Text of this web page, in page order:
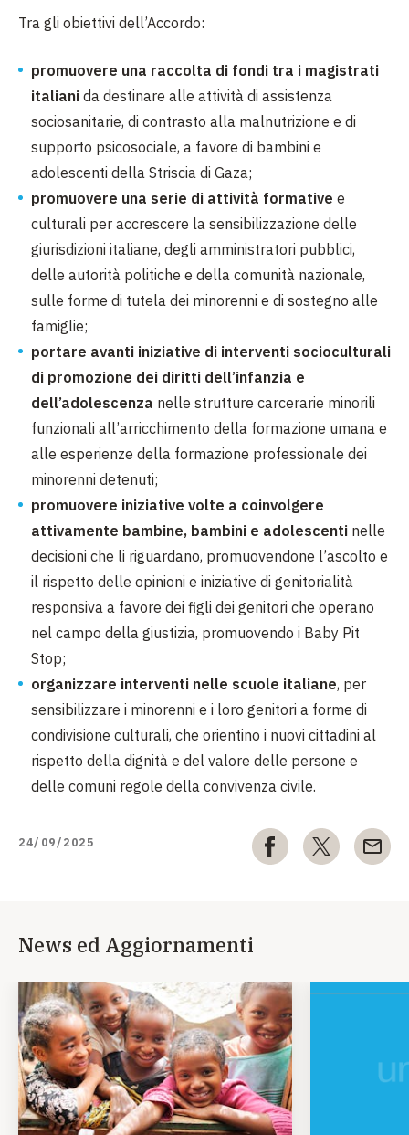
Tra gli obiettivi dell’Accordo:
promuovere una raccolta di fondi tra i magistrati
italiani da destinare alle attività di assistenza
sociosanitarie, di contrasto alla malnutrizione e di
supporto psicosociale, a favore di bambini e
adolescenti della Striscia di Gaza;
promuovere una serie di attività formative e
culturali per accrescere la sensibilizzazione delle
giurisdizioni italiane, degli amministratori pubblici,
delle autorità politiche e della comunità nazionale,
sulle forme di tutela dei minorenni e di sostegno alle
famiglie;
portare avanti iniziative di interventi socioculturali
di promozione dei diritti dell’infanzia e
dell’adolescenza nelle strutture carcerarie minorili
funzionali all’arricchimento della formazione umana e
alle esperienze della formazione professionale dei
minorenni detenuti;
promuovere iniziative volte a coinvolgere
attivamente bambine, bambini e adolescenti nelle
decisioni che li riguardano, promuovendone l’ascolto e
il rispetto delle opinioni e iniziative di genitorialità
responsiva a favore dei figli dei genitori che operano
nel campo della giustizia, promuovendo i Baby Pit
Stop;
organizzare interventi nelle scuole italiane, per
sensibilizzare i minorenni e i loro genitori a forme di
condivisione culturali, che orientino i nuovi cittadini al
rispetto della dignità e del valore delle persone e
delle comuni regole della convivenza civile.
24/09/2025
News ed Aggiornamenti